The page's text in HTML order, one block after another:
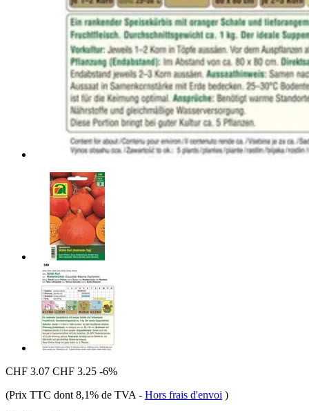
CHF 3.07 CHF 3.25 -6%
(Prix TTC dont 8,1% de TVA - Hors frais d'envoi )